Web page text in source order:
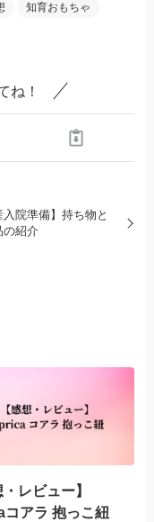
知育おもちゃ
ね！
入院準備】持ち物と
の紹介
・レビュー】
アラ 抱っこ紐